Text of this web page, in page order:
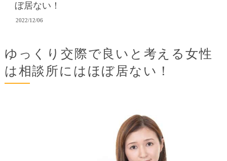
ぼ居ない！
2022/12/06
ゆっくり交際で良いと考える女性
は相談所にはほぼ居ない！